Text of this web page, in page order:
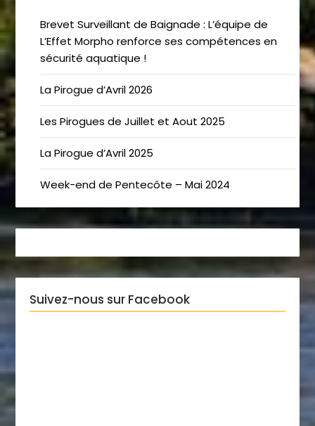
Brevet Surveillant de Baignade : L’équipe de
L’Effet Morpho renforce ses compétences en
sécurité aquatique !
La Pirogue d’Avril 2026
Les Pirogues de Juillet et Aout 2025
La Pirogue d’Avril 2025
Week-end de Pentecôte – Mai 2024
Suivez-nous sur Facebook